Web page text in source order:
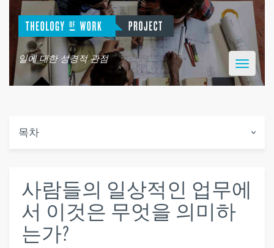
일에 대한 성경적 관점
Toggle
목차
사람들의 일상적인 업무에
서 이것은 무엇을 의미하
는가?